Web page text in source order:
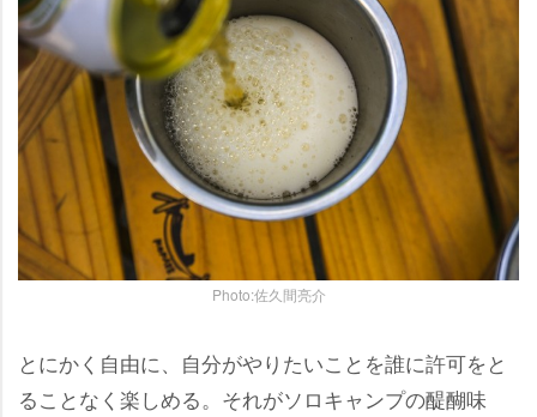
Photo:佐久間亮介
とにかく自由に、自分がやりたいことを誰に許可をと
ることなく楽しめる。それがソロキャンプの醍醐味